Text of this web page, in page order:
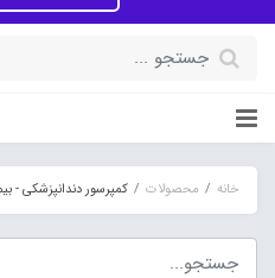
خانه محصولات کمپرسور دندانپزشکی -